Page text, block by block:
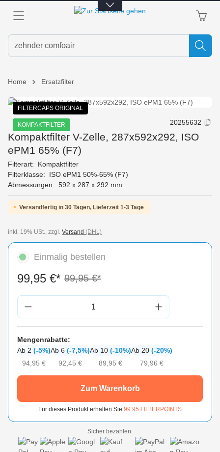
springen
Home Ersatzfilter
FILTERCAPS ORIGINAL
KOMPAKTFILTER
Bildergalerie überspringen
20255632
Kompaktfilter V-Zelle, 287x592x292, ISO
ePM1 65% (F7)
Filterart:
Kompaktfilter
Filterklasse:
ISO ePM1 50%-65% (F7)
Abmessungen: 592 x 287 x 292 mm
Versandfertig in 30 Tagen, Lieferzeit 1-3 Tage
inkl. 19% USt., zzgl. Versand (DHL)
Einmalig bestellen
Produkt Anzahl: Gib den gewünschten
99,95 €* 99,95 €*
Mengenrabatte:
Ab 2 (-5%)
94,95 €
Ab 6 (-7,5%)
92,45 €
Ab 10 (-10%)
89,95 €
Ab 20 (-20%)
79,96 €
Zum Warenkorb
Für dieses Produkt erhalten Sie 99.95 FILTERPOINTS
Sicher bezahlen: